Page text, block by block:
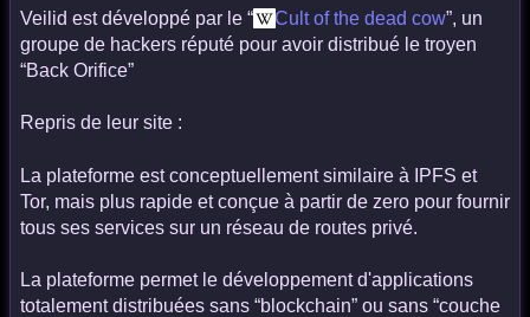
Veilid est développé par le “ Cult of the dead cow”, un
groupe de hackers réputé pour avoir distribué le troyen
“Back Orifice”
Repris de leur site :
La plateforme est conceptuellement similaire à IPFS et
Tor, mais plus rapide et conçue à partir de zero pour fournir
tous ses services sur un réseau de routes privé.
La plateforme permet le développement d'applications
totalement distribuées sans “blockchain” ou sans “couche